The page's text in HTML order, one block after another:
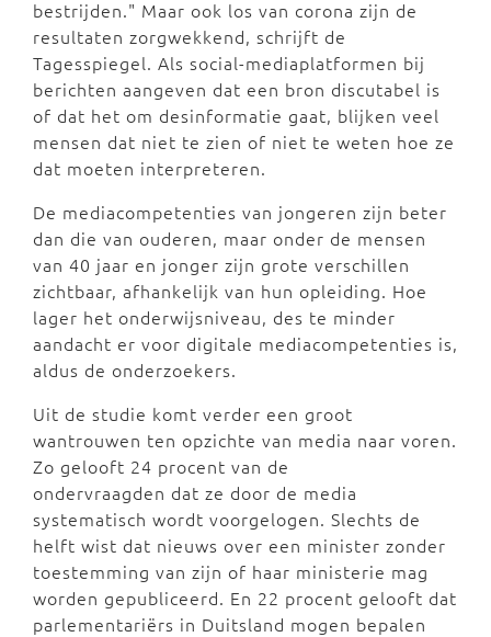
bestrijden." Maar ook los van corona zijn de
resultaten zorgwekkend, schrijft de
Tagesspiegel. Als social-mediaplatformen bij
berichten aangeven dat een bron discutabel is
of dat het om desinformatie gaat, blijken veel
mensen dat niet te zien of niet te weten hoe ze
dat moeten interpreteren.
De mediacompetenties van jongeren zijn beter
dan die van ouderen, maar onder de mensen
van 40 jaar en jonger zijn grote verschillen
zichtbaar, afhankelijk van hun opleiding. Hoe
lager het onderwijsniveau, des te minder
aandacht er voor digitale mediacompetenties is,
aldus de onderzoekers.
Uit de studie komt verder een groot
wantrouwen ten opzichte van media naar voren.
Zo gelooft 24 procent van de
ondervraagden dat ze door de media
systematisch wordt voorgelogen. Slechts de
helft wist dat nieuws over een minister zonder
toestemming van zijn of haar ministerie mag
worden gepubliceerd. En 22 procent gelooft dat
parlementariërs in Duitsland mogen bepalen